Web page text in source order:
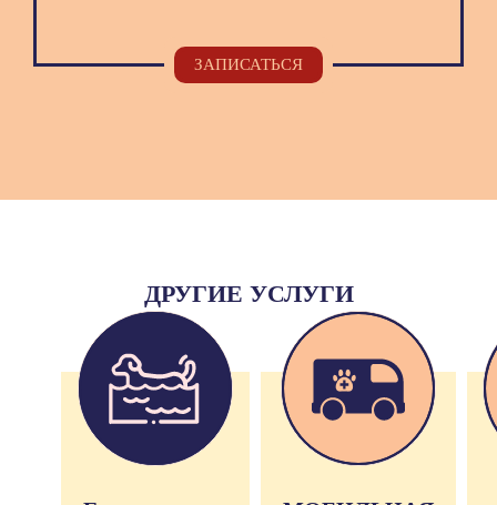
ЗАПИСАТЬСЯ
ДРУГИЕ УСЛУГИ